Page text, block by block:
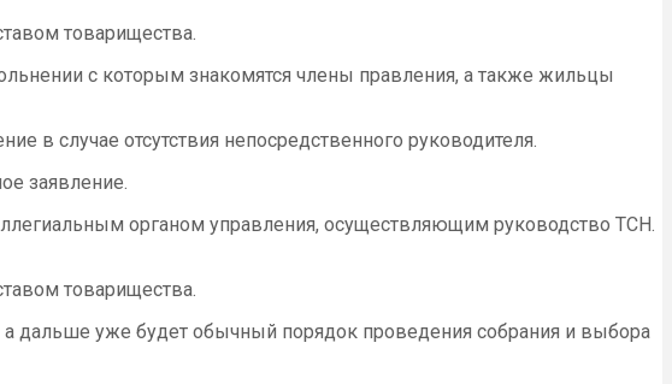
товарищества.
с которым знакомятся члены правления, а также жильцы
в случае отсутствия непосредственного руководителя.
заявление.
органом управления, осуществляющим руководство ТСН.
товарищества.
дальше уже будет обычный порядок проведения собрания и выбора